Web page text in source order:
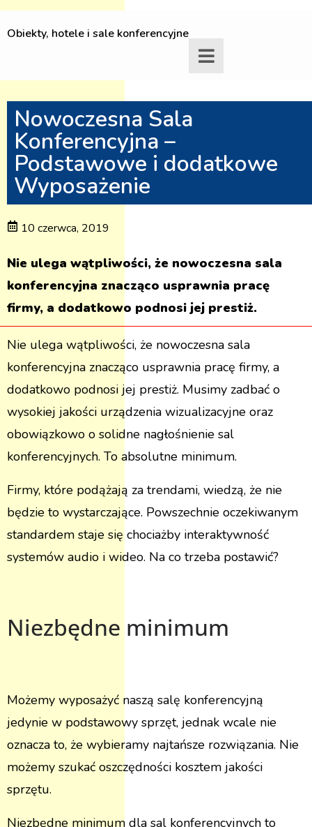
Obiekty, hotele i sale konferencyjne
Nowoczesna Sala
Konferencyjna –
Podstawowe i dodatkowe
Wyposażenie
10 czerwca, 2019
Nie ulega wątpliwości, że nowoczesna sala
konferencyjna znacząco usprawnia pracę
firmy, a dodatkowo podnosi jej prestiż.
Nie ulega wątpliwości, że nowoczesna sala
konferencyjna znacząco usprawnia pracę firmy, a
dodatkowo podnosi jej prestiż. Musimy zadbać o
wysokiej jakości urządzenia wizualizacyjne oraz
obowiązkowo o solidne nagłośnienie sal
konferencyjnych. To absolutne minimum.
Firmy, które podążają za trendami, wiedzą, że nie
będzie to wystarczające. Powszechnie oczekiwanym
standardem staje się chociażby interaktywność
systemów audio i wideo. Na co trzeba postawić?
Niezbędne minimum
Możemy wyposażyć naszą salę konferencyjną
jedynie w podstawowy sprzęt, jednak wcale nie
oznacza to, że wybieramy najtańsze rozwiązania. Nie
możemy szukać oszczędności kosztem jakości
sprzętu.
Niezbędne minimum dla sal konferencyjnych to